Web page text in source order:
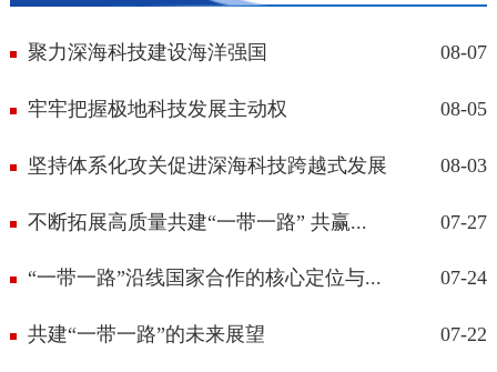
聚力深海科技建设海洋强国 08-07
牢牢把握极地科技发展主动权 08-05
坚持体系化攻关促进深海科技跨越式发展 08-03
不断拓展高质量共建“一带一路” 共赢... 07-27
“一带一路”沿线国家合作的核心定位与... 07-24
共建“一带一路”的未来展望 07-22